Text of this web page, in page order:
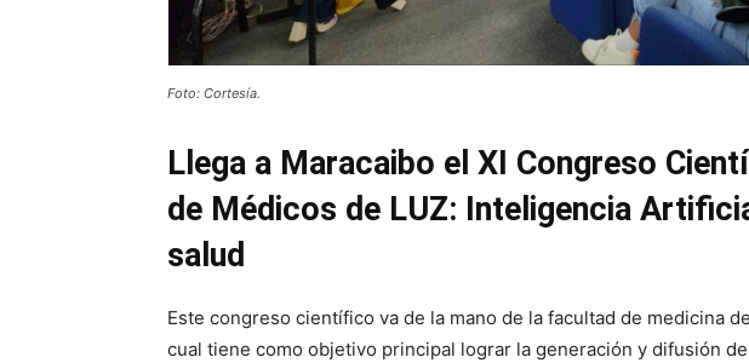
Foto: Cortesía.
Llega a Maracaibo el XI Congreso
de Médicos de LUZ: Inteligencia
salud
Este congreso científico va de la mano de la facultad de medicina
cual tiene como objetivo principal lograr la generación y difusión